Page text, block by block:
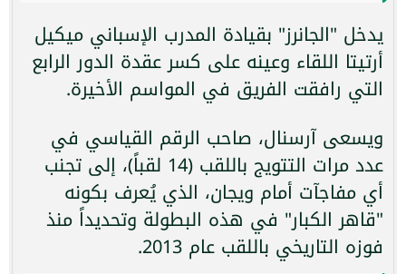
يدخل "الجانرز" بقيادة المدرب الإسباني ميكيل
أرتيتا اللقاء وعينه على كسر عقدة الدور الرابع
التي رافقت الفريق في المواسم الأخيرة.
ويسعى آرسنال، صاحب الرقم القياسي في
عدد مرات التتويج باللقب (14 لقباً)، إلى تجنب
أي مفاجآت أمام ويجان، الذي يُعرف بكونه
"قاهر الكبار" في هذه البطولة وتحديداً منذ
فوزه التاريخي باللقب عام 2013.